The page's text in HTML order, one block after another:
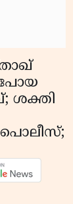
ശക്തി
പൊലീസ്;